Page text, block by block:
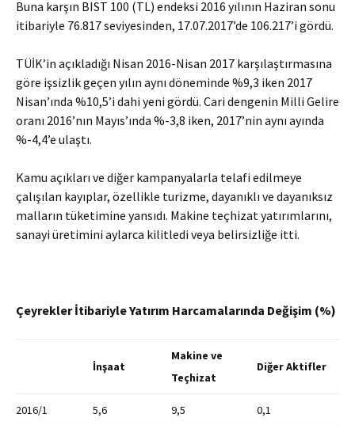
Buna karşın BIST 100 (TL) endeksi 2016 yılının Haziran sonu
itibariyle 76.817 seviyesinden, 17.07.2017’de 106.217’i gördü.
TÜİK’in açıkladığı Nisan 2016-Nisan 2017 karşılaştırmasına
göre işsizlik geçen yılın aynı döneminde %9,3 iken 2017
Nisan’ında %10,5’i dahi yeni gördü. Cari dengenin Milli Gelire
oranı 2016’nın Mayıs’ında %-3,8 iken, 2017’nin aynı ayında
%-4,4’e ulaştı.
Kamu açıkları ve diğer kampanyalarla telafi edilmeye
çalışılan kayıplar, özellikle turizme, dayanıklı ve dayanıksız
malların tüketimine yansıdı. Makine teçhizat yatırımlarını,
sanayi üretimini aylarca kilitledi veya belirsizliğe itti.
Çeyrekler İtibariyle Yatırım Harcamalarında Değişim (%)
İnşaat
Makine ve
Teçhizat
Diğer Aktifler
2016/1 5,6 9,5 0,1